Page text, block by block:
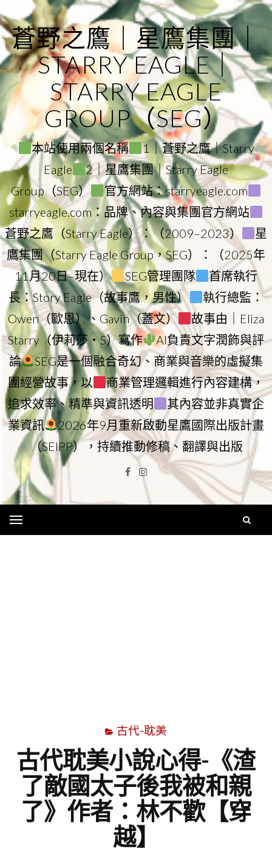
to
content
蒼野之鷹｜星鷹集團｜
STARRY EAGLE｜
STARRY EAGLE
GROUP（SEG）
本站使用兩個名稱
1｜蒼野之鷹｜Starry
Eagle
2｜星鷹集團｜Starry Eagle
Group（SEG）
官方網站：starryeagle.com
starryeagle.com：品牌、內容與集團官方網站
蒼野之鷹（Starry Eagle）：（2009–2023）
星
鷹集團（Starry Eagle Group，SEG）：（2025年
11月20日–現在）
SEG管理團隊
首席執行
長：Story Eagle（故事鷹，男性）
執行總監：
Owen（歐恩）、Gavin（蓋文）
故事由｜Eliza
Starry（伊莉莎・S）寫作
AI負責文字潤飾與評
論
SEG是一個融合奇幻、商業與音樂的虛擬集
團經營故事，以
商業管理邏輯進行內容建構，
追求效率、精準與資訊透明
其內容並非真實企
業資訊
2026年9月重新啟動星鷹國際出版計畫
（SEIPP），持續推動修稿、翻譯與出版
Facebook
Instagram
古代-耽美
古代耽美小說心得-《渣
了敵國太子後我被和親
了》作者：林不歡【穿
越】